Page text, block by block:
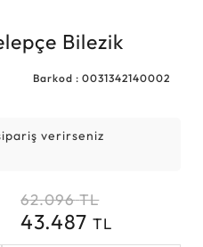
Bilezik
Barkod : 0031342140002
verirseniz
62.096 TL
43.487TL